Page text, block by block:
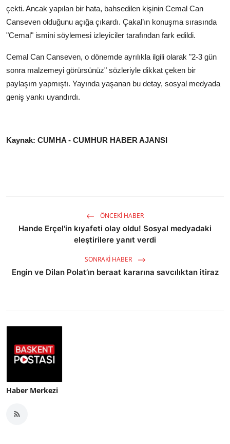
çekti. Ancak yapılan bir hata, bahsedilen kişinin Cemal Can
Canseven olduğunu açığa çıkardı. Çakal’ın konuşma sırasında
"Cemal" ismini söylemesi izleyiciler tarafından fark edildi.
Cemal Can Canseven, o dönemde ayrılıkla ilgili olarak "2-3 gün
sonra malzemeyi görürsünüz" sözleriyle dikkat çeken bir
paylaşım yapmıştı. Yayında yaşanan bu detay, sosyal medyada
geniş yankı uyandırdı.
Kaynak: CUMHA - CUMHUR HABER AJANSI
ÖNCEKI HABER
Hande Erçel'in kıyafeti olay oldu! Sosyal medyadaki
eleştirilere yanıt verdi
SONRAKI HABER
Engin ve Dilan Polat’ın beraat kararına savcılıktan itiraz
Haber Merkezi